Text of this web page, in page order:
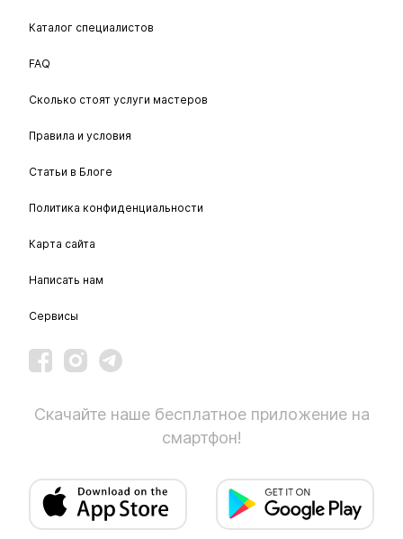
Каталог специалистов
FAQ
Сколько стоят услуги мастеров
Правила и условия
Статьи в Блоге
Политика конфиденциальности
Карта сайта
Написать нам
Сервисы
Скачайте наше бесплатное приложение на
смартфон!